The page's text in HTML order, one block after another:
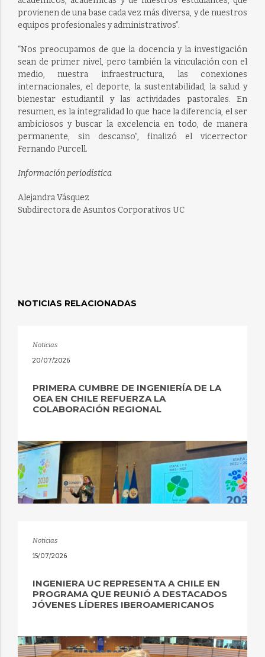
provienen de una base cada vez más diversa, y de nuestros
equipos profesionales y administrativos”.
“Nos preocupamos de que la docencia y la investigación
sean de primer nivel, pero también la vinculación con el
medio, nuestra infraestructura, las conexiones
internacionales, el deporte, la sustentabilidad, la salud y
bienestar estudiantil y las actividades pastorales. En
resumen, es la integralidad lo que hace la diferencia, el ser
ambiciosos y buscar la excelencia en todo, de manera
permanente, sin descanso”, finalizó el vicerrector
Fernando Purcell.
Información periodística
Alejandra Vásquez
Subdirectora de Asuntos Corporativos UC
NOTICIAS RELACIONADAS
Noticias
20/07/2026
PRIMERA CUMBRE DE INGENIERÍA DE LA
OEA EN CHILE REFUERZA LA
COLABORACIÓN REGIONAL
Noticias
15/07/2026
INGENIERA UC REPRESENTA A CHILE EN
PROGRAMA QUE REUNIÓ A DESTACADOS
JÓVENES LÍDERES IBEROAMERICANOS